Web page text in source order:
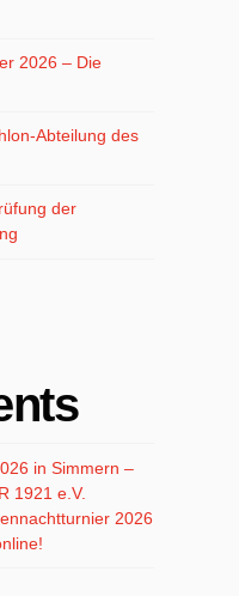
2026 – Die
Abteilung des
der
in Simmern –
1921 e.V.
2026